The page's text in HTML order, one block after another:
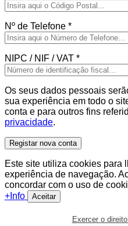
Nº de Telefone *
NIPC / NIF / VAT *
Os seus dados pessoais
sua experiência em todo o
conta e para outros fins
privacidade.
Registar nova conta
Este site utiliza cookies para
experiência de navegação.
concordar com o uso de
+Info
Aceitar
Exercer o